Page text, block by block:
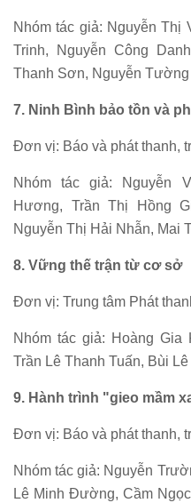
Nhóm tác giả: Nguyễn
Trinh, Nguyễn Công
Thanh Sơn, Nguyễn
7. Ninh Bình bảo tồn và
Đơn vị: Báo và phát thanh,
Nhóm tác giả: Nguyễn
Hương, Trần Thị Hồng
Nguyễn Thị Hải Nhẫn, Mai
8. Vững thế trận từ cơ sở
Đơn vị: Trung tâm Phát
Nhóm tác giả: Hoàng Gia
Trần Lê Thanh Tuấn, Bùi
9. Hành trình "gieo mầm
Đơn vị: Báo và phát thanh,
Nhóm tác giả: Nguyễn
Lê Minh Đường, Cầm